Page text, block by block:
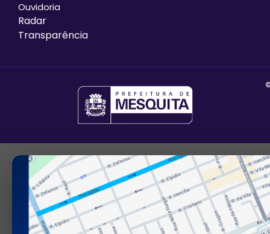
Ouvidoria
Radar
Transparência